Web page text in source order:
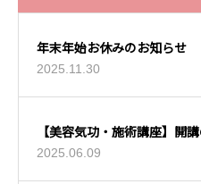
年末年始お休みのお知らせ
2025.11.30
【美容気功・施術講座】開
2025.06.09